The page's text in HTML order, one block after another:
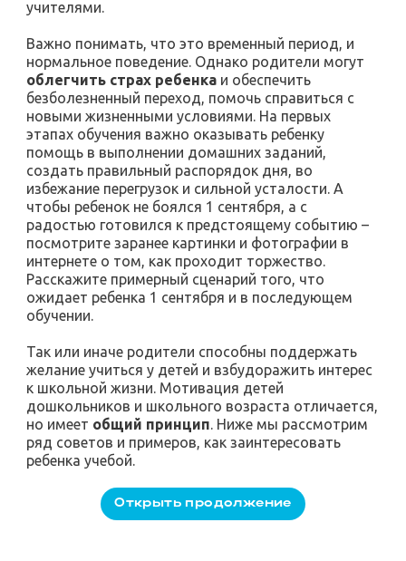
учителями.
Важно понимать, что это временный период, и
нормальное поведение. Однако родители могут
облегчить страх ребенка и обеспечить
безболезненный переход, помочь справиться с
новыми жизненными условиями. На первых
этапах обучения важно оказывать ребенку
помощь в выполнении домашних заданий,
создать правильный распорядок дня, во
избежание перегрузок и сильной усталости. А
чтобы ребенок не боялся 1 сентября, а с
радостью готовился к предстоящему событию –
посмотрите заранее картинки и фотографии в
интернете о том, как проходит торжество.
Расскажите примерный сценарий того, что
ожидает ребенка 1 сентября и в последующем
обучении.
Так или иначе родители способны поддержать
желание учиться у детей и взбудоражить интерес
к школьной жизни. Мотивация детей
дошкольников и школьного возраста отличается,
но имеет общий принцип. Ниже мы рассмотрим
ряд советов и примеров, как заинтересовать
ребенка учебой.